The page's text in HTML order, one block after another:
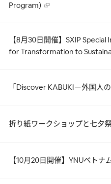
Program)
【8月30日開催】SXIP
for Transformation to
「Discover KABUKI－外国人
折り紙ワークショップと七夕
【10月20日開催】YNUベトナ